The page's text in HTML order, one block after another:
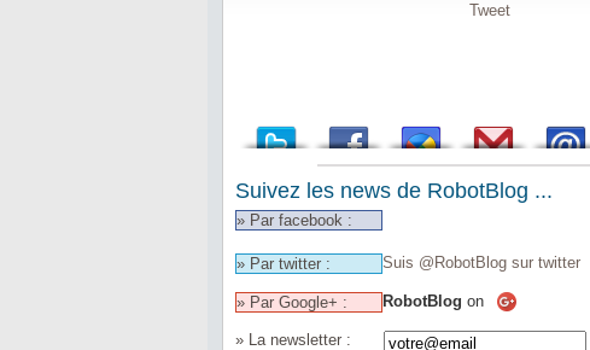
Tweet
Suivez les news de RobotBlog ...
» Par facebook :
» Par twitter : Suis @RobotBlog sur twitter
» Par Google+ : RobotBlog on
» La newsletter :